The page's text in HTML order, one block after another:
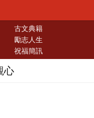
古文典籍
勵志人生
祝福簡訊
心